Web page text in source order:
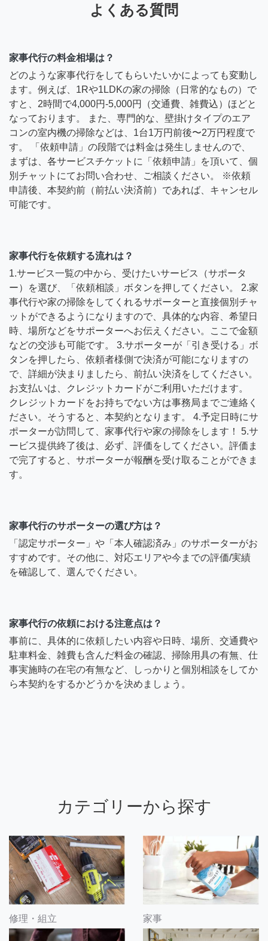
よくある質問
家事代行の料金相場は？
どのような家事代行をしてもらいたいかによっても変動し
ます。例えば、1Rや1LDKの家の掃除（日常的なもの）で
すと、2時間で4,000円-5,000円（交通費、雑費込）ほどと
なっております。 また、専門的な、壁掛けタイプのエア
コンの室内機の掃除などは、1台1万円前後〜2万円程度で
す。 「依頼申請」の段階では料金は発生しませんので、
まずは、各サービスチケットに「依頼申請」を頂いて、個
別チャットにてお問い合わせ、ご相談ください。 ※依頼
申請後、本契約前（前払い決済前）であれば、キャンセル
可能です。
家事代行を依頼する流れは？
1.サービス一覧の中から、受けたいサービス（サポータ
ー）を選び、「依頼相談」ボタンを押してください。 2.家
事代行や家の掃除をしてくれるサポーターと直接個別チャ
ットができるようになりますので、具体的な内容、希望日
時、場所などをサポーターへお伝えください。ここで金額
などの交渉も可能です。 3.サポーターが「引き受ける」ボ
タンを押したら、依頼者様側で決済が可能になりますの
で、詳細が決まりましたら、前払い決済をしてください。
お支払いは、クレジットカードがご利用いただけます。
クレジットカードをお持ちでない方は事務局までご連絡く
ださい。そうすると、本契約となります。 4.予定日時にサ
ポーターが訪問して、家事代行や家の掃除をします！ 5.サ
ービス提供終了後は、必ず、評価をしてください。評価ま
で完了すると、サポーターが報酬を受け取ることができま
す。
家事代行のサポーターの選び方は？
「認定サポーター」や「本人確認済み」のサポーターがお
すすめです。その他に、対応エリアや今までの評価/実績
を確認して、選んでください。
家事代行の依頼における注意点は？
事前に、具体的に依頼したい内容や日時、場所、交通費や
駐車料金、雑費も含んだ料金の確認、掃除用具の有無、仕
事実施時の在宅の有無など、しっかりと個別相談をしてか
ら本契約をするかどうかを決めましょう。
カテゴリーから探す
修理・組立 家事